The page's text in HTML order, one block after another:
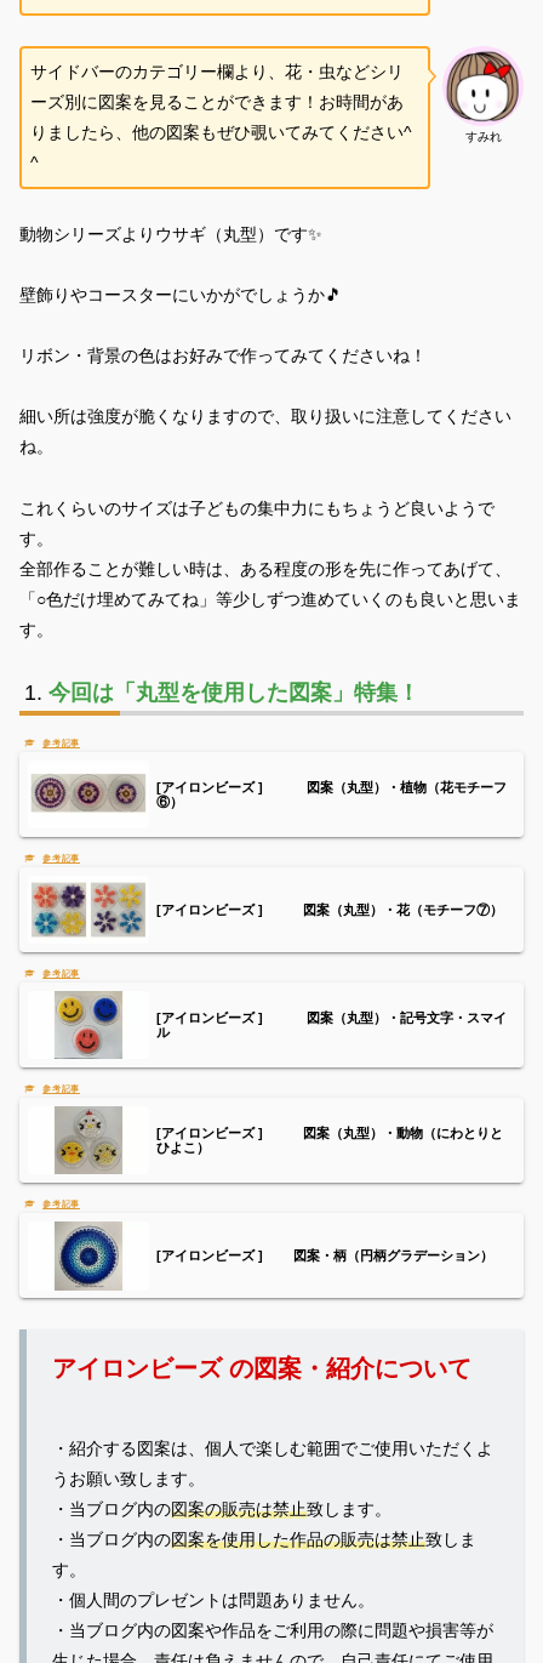
すみれ
サイドバーのカテゴリー欄より、花・虫などシリ
ーズ別に図案を見ることができます！お時間があ
りましたら、他の図案もぜひ覗いてみてください^
^
動物シリーズよりウサギ（丸型）です✨
壁飾りやコースターにいかがでしょうか🎵
リボン・背景の色はお好みで作ってみてくださいね！
細い所は強度が脆くなりますので、取り扱いに注意してください
ね。
これくらいのサイズは子どもの集中力にもちょうど良いようで
す。
全部作ることが難しい時は、ある程度の形を先に作ってあげて、
「○色だけ埋めてみてね」等少しずつ進めていくのも良いと思いま
す。
今回は「 丸型を使用した図案」特集！
[アイロンビーズ ] 図案（丸型）・植物（花モチーフ
⑥）
[アイロンビーズ ] 図案（丸型）・花（モチーフ⑦）
[アイロンビーズ ] 図案（丸型）・記号文字・スマイ
ル
[アイロンビーズ ] 図案（丸型）・動物（にわとりと
ひよこ）
[アイロンビーズ ] 図案・柄（円柄グラデーション）
アイロンビーズ の図案・紹介について
・紹介する図案は、個人で楽しむ範囲でご使用いただくよ
うお願い致します。
・当ブログ内の図案の販売は禁止致します。
・当ブログ内の図案を使用した作品の販売は禁止致しま
す。
・個人間のプレゼントは問題ありません。
・当ブログ内の図案や作品をご利用の際に問題や損害等が